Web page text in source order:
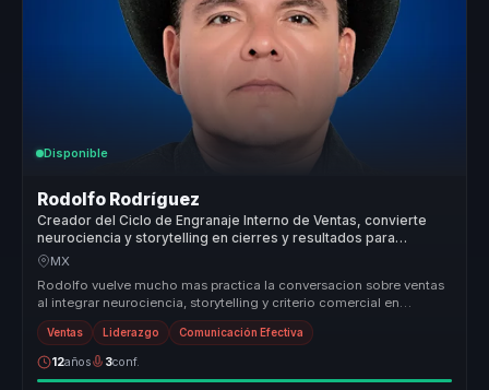
Disponible
Rodolfo Rodríguez
Creador del Ciclo de Engranaje Interno de Ventas, convierte
neurociencia y storytelling en cierres y resultados para
equipos de venta.
MX
Rodolfo vuelve mucho mas practica la conversacion sobre ventas
al integrar neurociencia, storytelling y criterio comercial en
herramienta...
Ventas Liderazgo Comunicación Efectiva
12años 3conf.